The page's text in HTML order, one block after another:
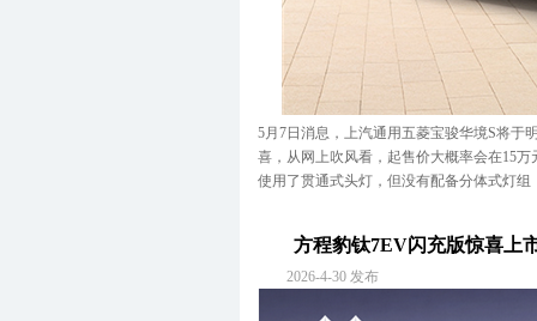
5月7日消息，上汽通用五菱宝骏华境S将于
喜，从网上吹风看，起售价大概率会在15
使用了贯通式头灯，但没有配备分体式灯
方程豹钛7EV闪充版惊喜上
2026-4-30 发布